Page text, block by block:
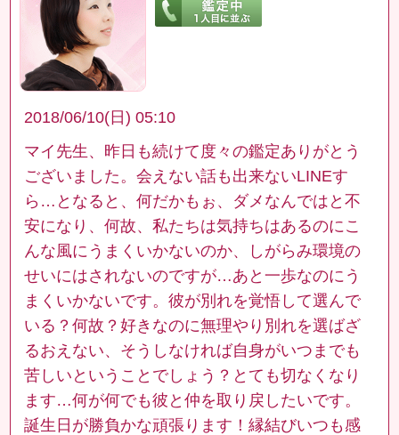
2018/06/10(日) 05:10
マイ先生、昨日も続けて度々の鑑定ありがとう
ございました。会えない話も出来ないLINEす
ら…となると、何だかもぉ、ダメなんではと不
安になり、何故、私たちは気持ちはあるのにこ
んな風にうまくいかないのか、しがらみ環境の
せいにはされないのですが…あと一歩なのにう
まくいかないです。彼が別れを覚悟して選んで
いる？何故？好きなのに無理やり別れを選ばざ
るおえない、そうしなければ自身がいつまでも
苦しいということでしょう？とても切なくなり
ます…何が何でも彼と仲を取り戻したいです。
誕生日が勝負かな頑張ります！縁結びいつも感